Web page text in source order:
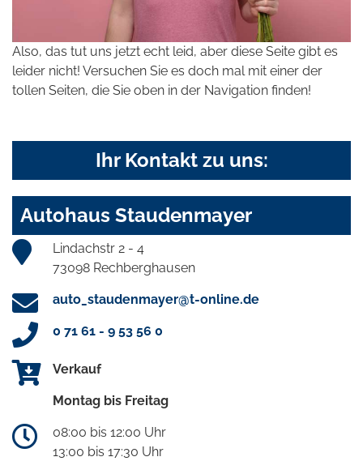
Also, das tut uns jetzt echt leid, aber diese Seite gibt es
leider nicht! Versuchen Sie es doch mal mit einer der
tollen Seiten, die Sie oben in der Navigation finden!
Ihr Kontakt zu uns:
Autohaus Staudenmayer
Lindachstr 2 - 4
73098 Rechberghausen
auto_staudenmayer@t-online.de
0 71 61 - 9 53 56 0
Verkauf
Montag bis Freitag
08:00 bis 12:00 Uhr
13:00 bis 17:30 Uhr